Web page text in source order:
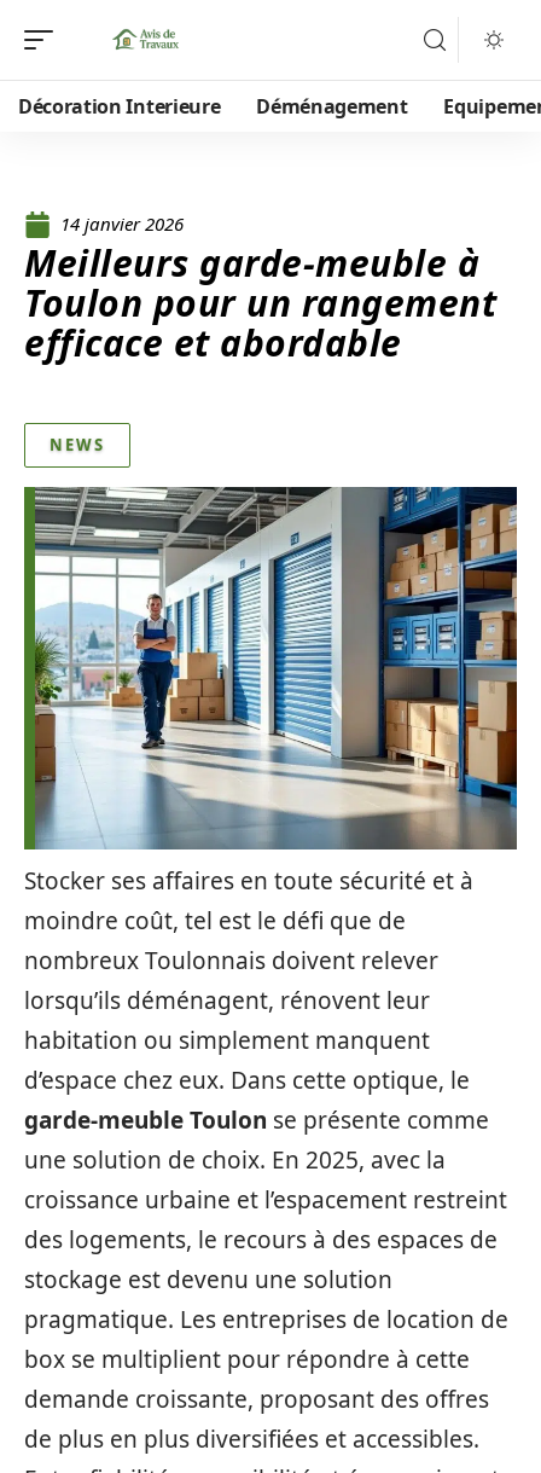
Décoration Interieure Déménagement
14 janvier 2026
Meilleurs garde-meuble à
Toulon pour un rangement
efficace et abordable
NEWS
Stocker ses affaires en toute sécurité et à
moindre coût, tel est le défi que de
nombreux Toulonnais doivent relever
lorsqu’ils déménagent, rénovent leur
habitation ou simplement manquent
d’espace chez eux. Dans cette optique, le
garde-meuble Toulon se présente comme
une solution de choix. En 2025, avec la
croissance urbaine et l’espacement restreint
des logements, le recours à des espaces de
stockage est devenu une solution
pragmatique. Les entreprises de location de
box se multiplient pour répondre à cette
demande croissante, proposant des offres
de plus en plus diversifiées et accessibles.